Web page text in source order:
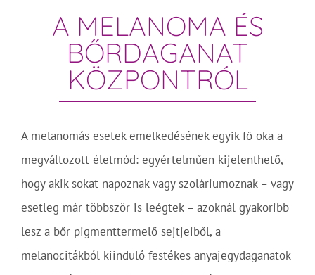
A MELANOMA ÉS
BŐRDAGANAT
KÖZPONTRÓL
A melanomás esetek emelkedésének egyik fő oka a
megváltozott életmód: egyértelműen kijelenthető,
hogy akik sokat napoznak vagy szoláriumoznak – vagy
esetleg már többször is leégtek – azoknál gyakoribb
lesz a bőr pigmenttermelő sejtjeiből, a
melanocitákból kiinduló festékes anyajegydaganatok